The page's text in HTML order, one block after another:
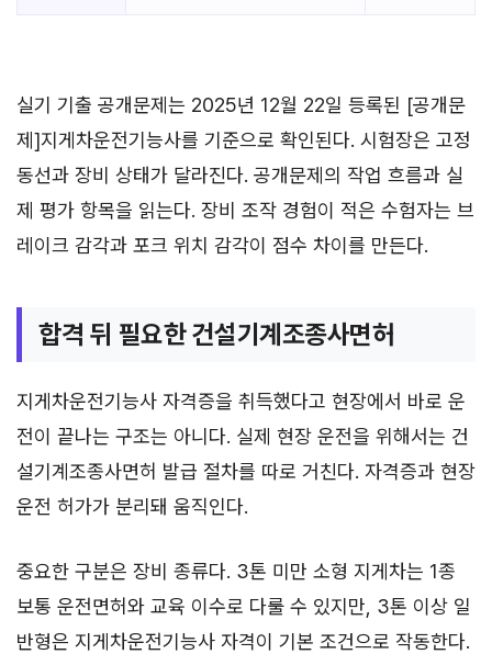
실기 기출 공개문제는 2025년 12월 22일 등록된 [공개문
제]지게차운전기능사를 기준으로 확인된다. 시험장은 고정
동선과 장비 상태가 달라진다. 공개문제의 작업 흐름과 실
제 평가 항목을 읽는다. 장비 조작 경험이 적은 수험자는 브
레이크 감각과 포크 위치 감각이 점수 차이를 만든다.
합격 뒤 필요한 건설기계조종사면허
지게차운전기능사 자격증을 취득했다고 현장에서 바로 운
전이 끝나는 구조는 아니다. 실제 현장 운전을 위해서는 건
설기계조종사면허 발급 절차를 따로 거친다. 자격증과 현장
운전 허가가 분리돼 움직인다.
중요한 구분은 장비 종류다. 3톤 미만 소형 지게차는 1종
보통 운전면허와 교육 이수로 다룰 수 있지만, 3톤 이상 일
반형은 지게차운전기능사 자격이 기본 조건으로 작동한다.